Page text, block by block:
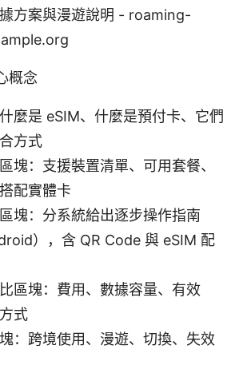
方案與漫遊說明 - roaming-
概念
麼是 eSIM、什麼是預付卡、它們
方式
塊：支援裝置清單、可用套餐、
配實體卡
塊：分系統給出逐步操作指南
），含 QR Code 與 eSIM 配
區塊：費用、數據容量、有效
式
：跨境使用、漫遊、切換、失效